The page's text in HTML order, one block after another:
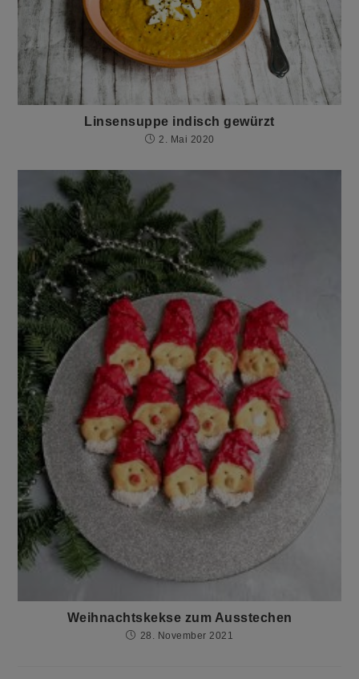
Linsensuppe indisch gewürzt
2. Mai 2020
Weihnachtskekse zum Ausstechen
28. November 2021